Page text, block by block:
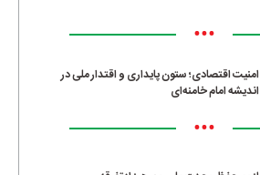
•••
امنیت اقتصادی؛ ستون پایداری و اقتدار ملی در
اندیشه امام خامنه‌ای
•••